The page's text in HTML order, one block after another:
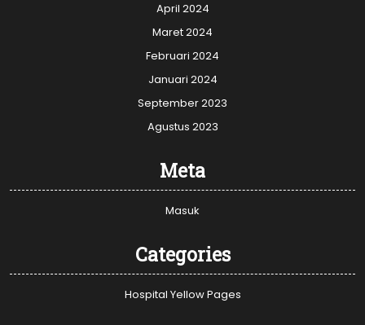
April 2024
Maret 2024
Februari 2024
Januari 2024
September 2023
Agustus 2023
Meta
Masuk
Categories
Hospital Yellow Pages